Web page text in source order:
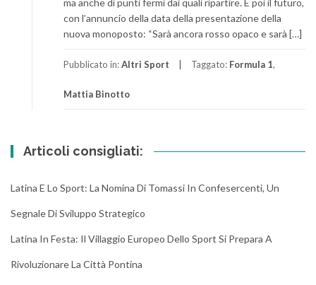
con l’annuncio della data della presentazione della
nuova monoposto: “Sarà ancora rosso opaco e sarà […]
Pubblicato in:Altri Sport Taggato: Formula 1,
Mattia Binotto
Articoli consigliati:
Latina E Lo Sport: La Nomina Di Tomassi In Confesercenti, Un
Segnale Di Sviluppo Strategico
Latina In Festa: Il Villaggio Europeo Dello Sport Si Prepara A
Rivoluzionare La Città Pontina